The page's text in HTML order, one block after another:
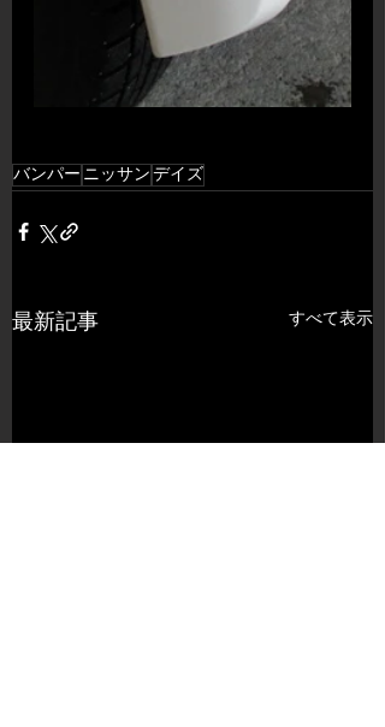
バンパー ニッサン デイズ
最新記事 すべて表示